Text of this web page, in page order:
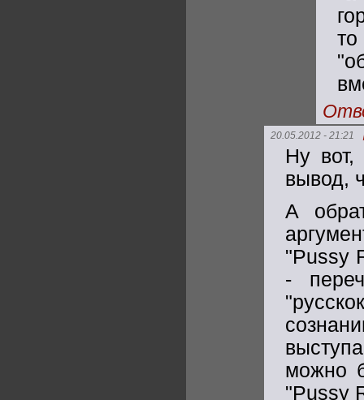
20.05.2012 - 21:21
Ну
вывод,
А
"Pussy
-
можно
"Pussy